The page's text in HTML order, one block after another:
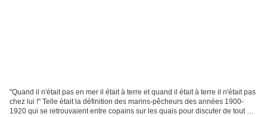
"Quand il n'était pas en mer il était à terre et quand il était à terre il n'était pas
chez lui !" Telle était la définition des marins-pêcheurs des années 1900-
1920 qui se retrouvaient entre copains sur les quais pour discuter de tout et